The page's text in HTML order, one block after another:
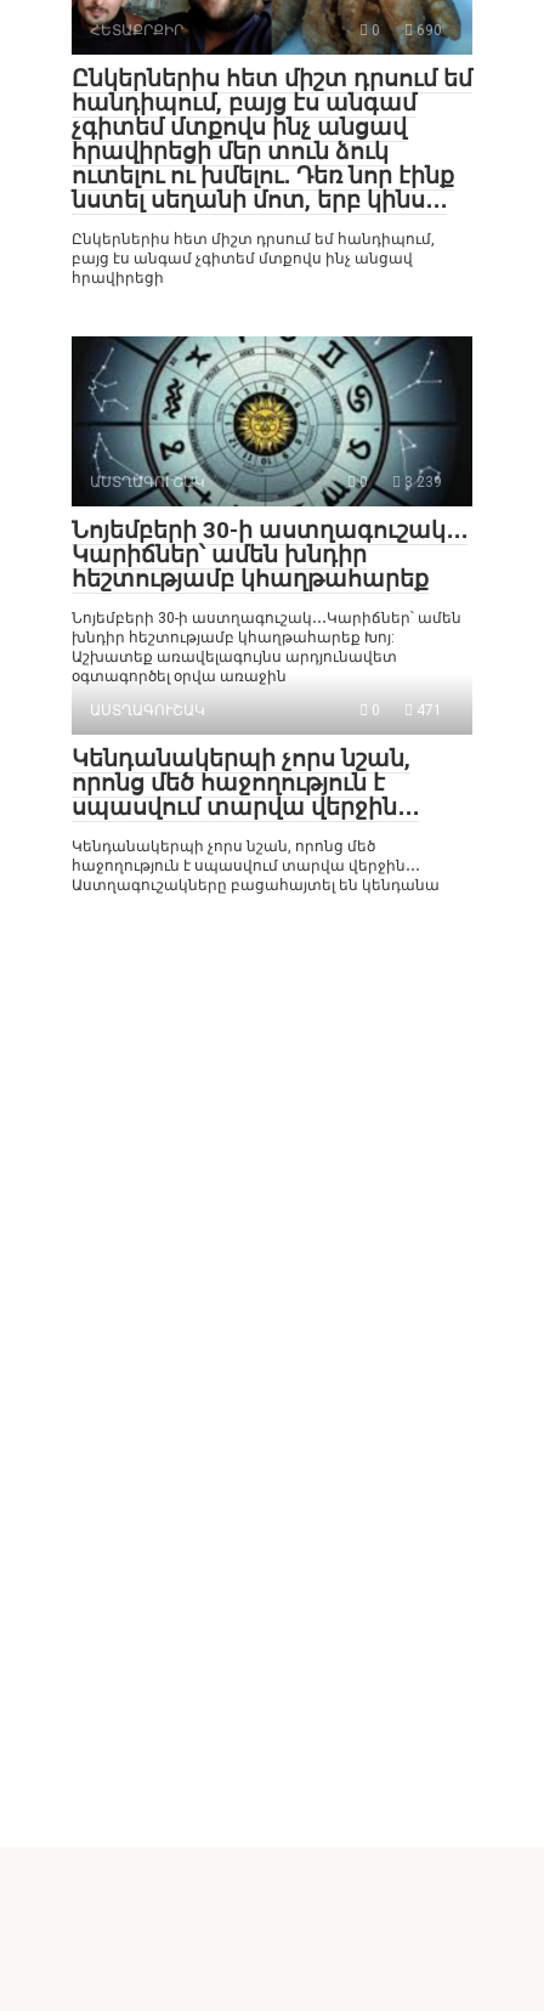
ՀԵՏԱՔՐՔԻՐ 0 690
Ընկերներիս հետ միշտ դրսում եմ
հանդիպում, բայց էս անգամ
չգիտեմ մտքովս ինչ անցավ
հրավիրեցի մեր տուն ձուկ
ուտելու ու խմելու․ Դեռ նոր էինք
նստել սեղանի մոտ, երբ կինս․․․
Ընկերներիս հետ միշտ դրսում եմ հանդիպում,
բայց էս անգամ չգիտեմ մտքովս ինչ անցավ
հրավիրեցի
ԱՍՏՂԱԳՈՒՇԱԿ 0 3 239
Նոյեմբերի 30-ի աստղագուշակ․․․
Կարիճներ՝ ամեն խնդիր
հեշտությամբ կհաղթահարեք
Նոյեմբերի 30-ի աստղագուշակ․․․Կարիճներ՝ ամեն
խնդիր հեշտությամբ կհաղթահարեք Խոյ:
Աշխատեք առավելագույնս արդյունավետ
օգտագործել օրվա առաջին
ԱՍՏՂԱԳՈՒՇԱԿ
0 471
Կենդանակերպի չորս նշան,
որոնց մեծ հաջողություն է
սպասվում տարվա վերջին․․․
Կենդանակերպի չորս նշան, որոնց մեծ
հաջողություն է սպասվում տարվա վերջին․․․
Աստղագուշակները բացահայտել են կենդանա